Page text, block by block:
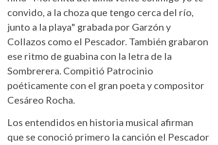
convido, a la choza que tengo cerca del río,
junto a la playa" grabada por Garzón y
Collazos como el Pescador. También grabaron
ese ritmo de guabina con la letra de la
Sombrerera. Compitió Patrocinio
poéticamente con el gran poeta y compositor
Cesáreo Rocha.
Los entendidos en historia musical afirman
que se conoció primero la canción el Pescador